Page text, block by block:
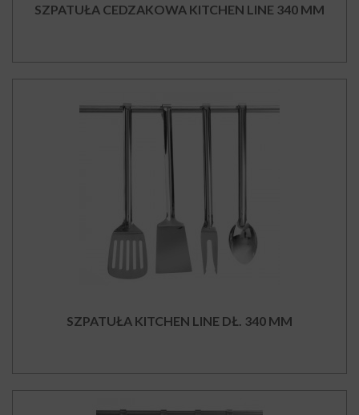
SZPATUŁA CEDZAKOWA KITCHEN LINE 340 MM
SZPATUŁA KITCHEN LINE DŁ. 340 MM